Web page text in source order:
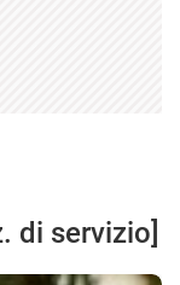
di servizio]